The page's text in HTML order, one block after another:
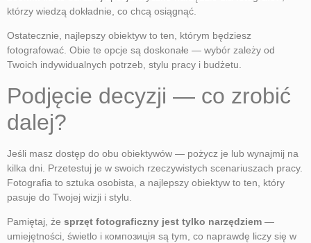
którzy wiedzą dokładnie, co chcą osiągnąć.
Ostatecznie, najlepszy obiektyw to ten, którym będziesz
fotografować. Obie te opcje są doskonałe — wybór zależy od
Twoich indywidualnych potrzeb, stylu pracy i budżetu.
Podjęcie decyzji — co zrobić
dalej?
Jeśli masz dostęp do obu obiektywów — pożycz je lub wynajmij na
kilka dni. Przetestuj je w swoich rzeczywistych scenariuszach pracy.
Fotografia to sztuka osobista, a najlepszy obiektyw to ten, który
pasuje do Twojej wizji i stylu.
Pamiętaj, że sprzęt fotograficzny jest tylko narzędziem —
umiejętności, świetlo i композиція są tym, co naprawdę liczy się w